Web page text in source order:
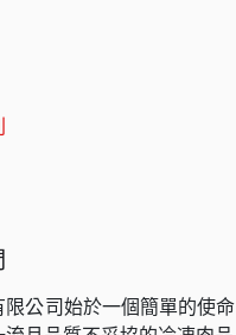
限公司始於一個簡單的使